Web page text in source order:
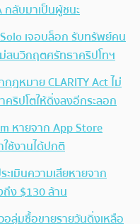
ลับมาเป็นผู้ชนะ
เจอบล็อก รับทรัพย์คน
สนวิกฤตศรัทธาคริปโทฯ
ฎหมาย CLARITY Act ไม่
ริปโตให้ดิ่งลงอีกระลอก
หายจาก App Store
ช้งานได้ปกติ
ะเมินความเสียหายจาก
ง $130 ล้าน
อลุ่มซื้อขายรายวันดิ่งเหลือ